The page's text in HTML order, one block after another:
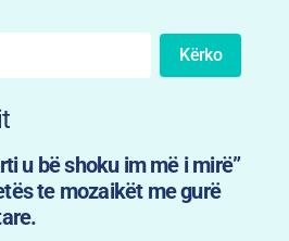
Kërko
u bë shoku im më i mirë”
te mozaikët me gurë